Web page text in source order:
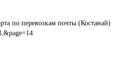
по перевозкам почты (Костанай)